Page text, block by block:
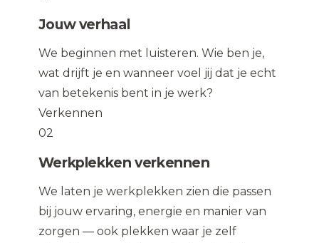
Jouw verhaal
We beginnen met luisteren. Wie ben je,
wat drijft je en wanneer voel jij dat je echt
van betekenis bent in je werk?
Verkennen
02
Werkplekken verkennen
We laten je werkplekken zien die passen
bij jouw ervaring, energie en manier van
zorgen — ook plekken waar je zelf